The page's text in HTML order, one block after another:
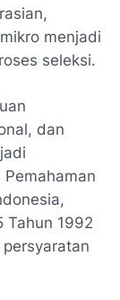
menjadi
seleksi.
dan
Tahun 1992